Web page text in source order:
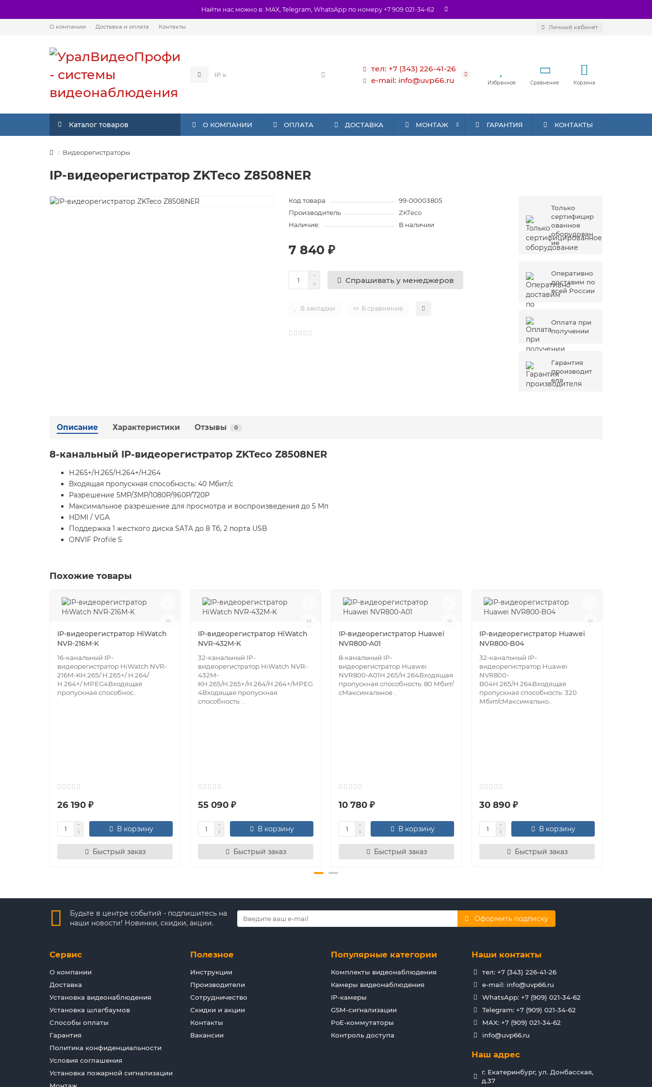
Найти нас можно в: MAX, Telegram, WhatsApp по номеру +7 909 021-34-62
О компании Доставка и оплата Контакты Личный кабинет
тел: +7 (343) 226-41-26
e-mail: info@uvp66.ru
Избранное Сравнение Корзина
Каталог товаров О КОМПАНИИ ОПЛАТА ДОСТАВКА МОНТАЖ ГАРАНТИЯ КОНТАКТЫ
Видеорегистраторы
IP-видеорегистратор ZKTeco Z8508NER
Код товара
99-00003805
Производитель
ZKTeco
Наличие:
В наличии
7 840 ₽
Спрашивать у менеджеров
В закладки В сравнение
Только
сертифицир
ованное
оборудован
ие
Оперативно
доставим по
всей России
Оплата при
получении
Гарантия
производит
еля
Описание Характеристики Отзывы 0
8-канальный IP-видеорегистратор ZKTeco Z8508NER
H.265+/H.265/H.264+/H.264
Входящая пропускная способность: 40 Мбит/с
Разрешение 5MP/3MP/1080P/960P/720P
Максимальное разрешение для просмотра и воспроизведения до 5 Мп
HDMI / VGA
Поддержка 1 жесткого диска SATA до 8 Тб, 2 порта USB
ONVIF Profile S
Похожие товары
IP-видеорегистратор HiWatch
NVR-216M-K
16-канальный IP-
видеорегистратор HiWatch NVR-
216M-KH.265/ H.265+/ H.264/
H.264+/ MPEG4Входящая
пропускная способнос..
26 190 ₽
В корзину
Быстрый заказ
IP-видеорегистратор HiWatch
NVR-432M-K
32-канальный IP-
видеорегистратор HiWatch NVR-
432M-
KH.265/H.265+/H.264/H.264+/MPEG
4Входящая пропускная
способность: ..
55 090 ₽
В корзину
Быстрый заказ
IP-видеорегистратор Huawei
NVR800-A01
8-канальный IP-
видеорегистратор Huawei
NVR800-A01H.265/H.264Входящая
пропускная способность: 80 Мбит/
сМаксимальное ..
10 780 ₽
В корзину
Быстрый заказ
IP-видеорегистратор Huawei
NVR800-B04
32-канальный IP-
видеорегистратор Huawei
NVR800-
B04H.265/H.264Входящая
пропускная способность: 320
Мбит/сМаксимально..
30 890 ₽
В корзину
Быстрый заказ
Будьте в центре событий - подпишитесь на
наши новости! Новинки, скидки, акции.
Оформить подписку
Сервис
О компании
Доставка
Установка видеонаблюдения
Установка шлагбаумов
Способы оплаты
Гарантия
Политика конфиденциальности
Условия соглашения
Установка пожарной сигнализации
Полезное
Инструкции
Производители
Сотрудничество
Скидки и акции
Контакты
Вакансии
Популярные категории
Комплекты видеонаблюдения
Камеры видеонаблюдения
IP-камеры
GSM-сигнализации
PoE-коммутаторы
Контроль доступа
Наши контакты
тел: +7 (343) 226-41-26
e-mail: info@uvp66.ru
WhatsApp: +7 (909) 021-34-62
Telegram: +7 (909) 021-34-62
MAX: +7 (909) 021-34-62
info@uvp66.ru
Наш адрес
г. Екатеринбург, ул. Донбасская,
д.37